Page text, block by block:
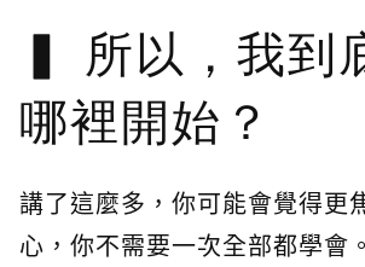
所以，我到
哪裡開始？
講了這麼多，你可能會覺得更
心，你不需要一次全部都學會。